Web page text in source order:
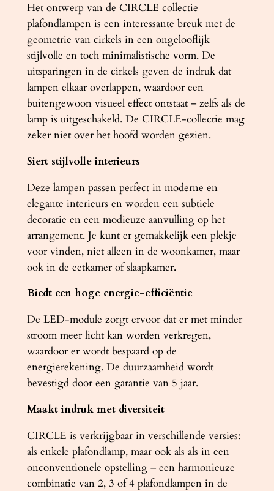
R
C
L
E
3
A
w
i
t
a
n
t
a
l
Het ontwerp van de CIRCLE collectie
plafondlampen is een interessante breuk met de
geometrie van cirkels in een ongelooflijk
stijlvolle en toch minimalistische vorm. De
uitsparingen in de cirkels geven de indruk dat
lampen elkaar overlappen, waardoor een
buitengewoon visueel effect ontstaat – zelfs als de
lamp is uitgeschakeld. De CIRCLE-collectie mag
zeker niet over het hoofd worden gezien.
Siert stijlvolle interieurs
Deze lampen passen perfect in moderne en
elegante interieurs en worden een subtiele
decoratie en een modieuze aanvulling op het
arrangement. Je kunt er gemakkelijk een plekje
voor vinden, niet alleen in de woonkamer, maar
ook in de eetkamer of slaapkamer.
Biedt een hoge energie-efficiëntie
De LED-module zorgt ervoor dat er met minder
stroom meer licht kan worden verkregen,
waardoor er wordt bespaard op de
energierekening. De duurzaamheid wordt
bevestigd door een garantie van 5 jaar.
Maakt indruk met diversiteit
CIRCLE is verkrijgbaar in verschillende versies:
als enkele plafondlamp, maar ook als als in een
onconventionele opstelling – een harmonieuze
combinatie van 2, 3 of 4 plafondlampen in de